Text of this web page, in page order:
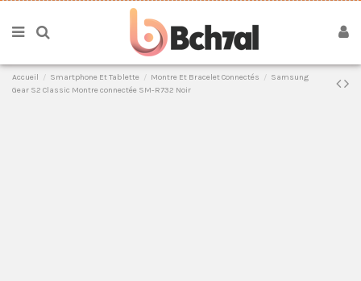
Accueil Smartphone Et Tablette Montre Et Bracelet Connectés
Samsung
Gear S2 Classic Montre connectée SM-R732 Noir